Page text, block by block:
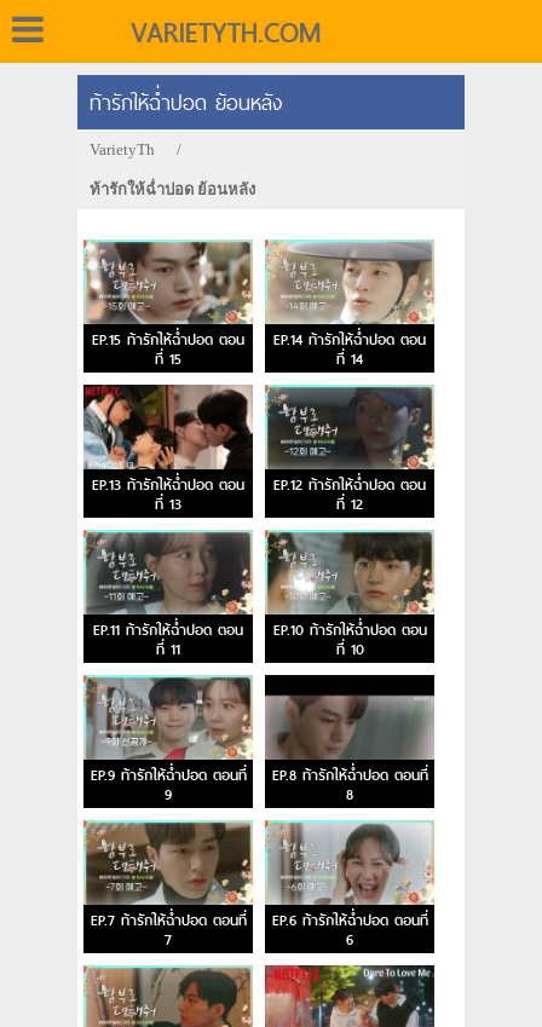
VARIETYTH.COM
ท้ารักให้ฉ่ำปอด ย้อนหลัง
VarietyTh /
ท้ารักให้ฉ่ำปอด ย้อนหลัง
EP.15 ท้ารักให้ฉ่ำปอด ตอน
ที่ 15
EP.14 ท้ารักให้ฉ่ำปอด ตอน
ที่ 14
EP.13 ท้ารักให้ฉ่ำปอด ตอน
ที่ 13
EP.12 ท้ารักให้ฉ่ำปอด ตอน
ที่ 12
EP.11 ท้ารักให้ฉ่ำปอด ตอน
ที่ 11
EP.10 ท้ารักให้ฉ่ำปอด ตอน
ที่ 10
EP.9 ท้ารักให้ฉ่ำปอด ตอนที่
9
EP.8 ท้ารักให้ฉ่ำปอด ตอนที่
8
EP.7 ท้ารักให้ฉ่ำปอด ตอนที่
7
EP.6 ท้ารักให้ฉ่ำปอด ตอนที่
6